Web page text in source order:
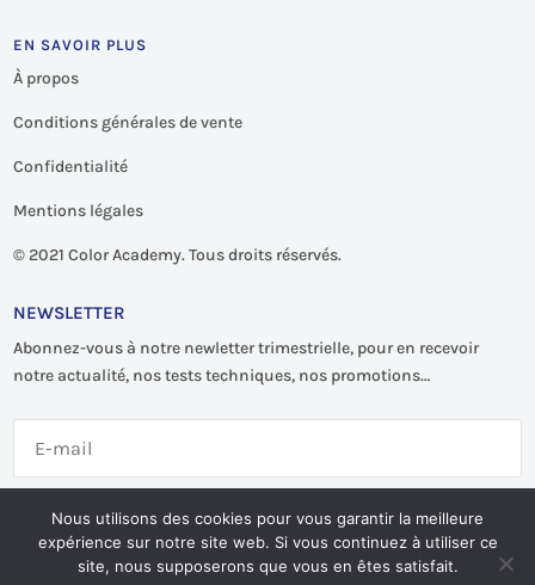
EN SAVOIR PLUS
À propos
Conditions générales de vente
Confidentialité
Mentions légales
© 2021 Color Academy. Tous droits réservés.
NEWSLETTER
Abonnez-vous à notre newletter trimestrielle, pour en recevoir
notre actualité, nos tests techniques, nos promotions…
S'abonner
Nous utilisons des cookies pour vous garantir la meilleure
expérience sur notre site web. Si vous continuez à utiliser ce
site, nous supposerons que vous en êtes satisfait.